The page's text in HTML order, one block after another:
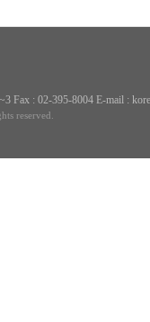
Fax : 02-395-8004 E-mail :
reserved.